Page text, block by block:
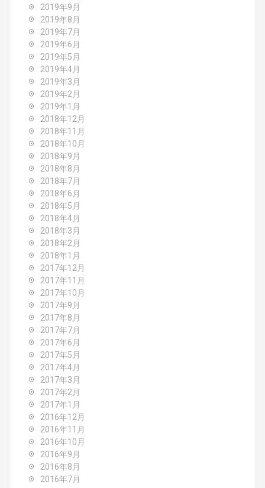
2019年9月
2019年8月
2019年7月
2019年6月
2019年5月
2019年4月
2019年3月
2019年2月
2019年1月
2018年12月
2018年11月
2018年10月
2018年9月
2018年8月
2018年7月
2018年6月
2018年5月
2018年4月
2018年3月
2018年2月
2018年1月
2017年12月
2017年11月
2017年10月
2017年9月
2017年8月
2017年7月
2017年6月
2017年5月
2017年4月
2017年3月
2017年2月
2017年1月
2016年12月
2016年11月
2016年10月
2016年9月
2016年8月
2016年7月